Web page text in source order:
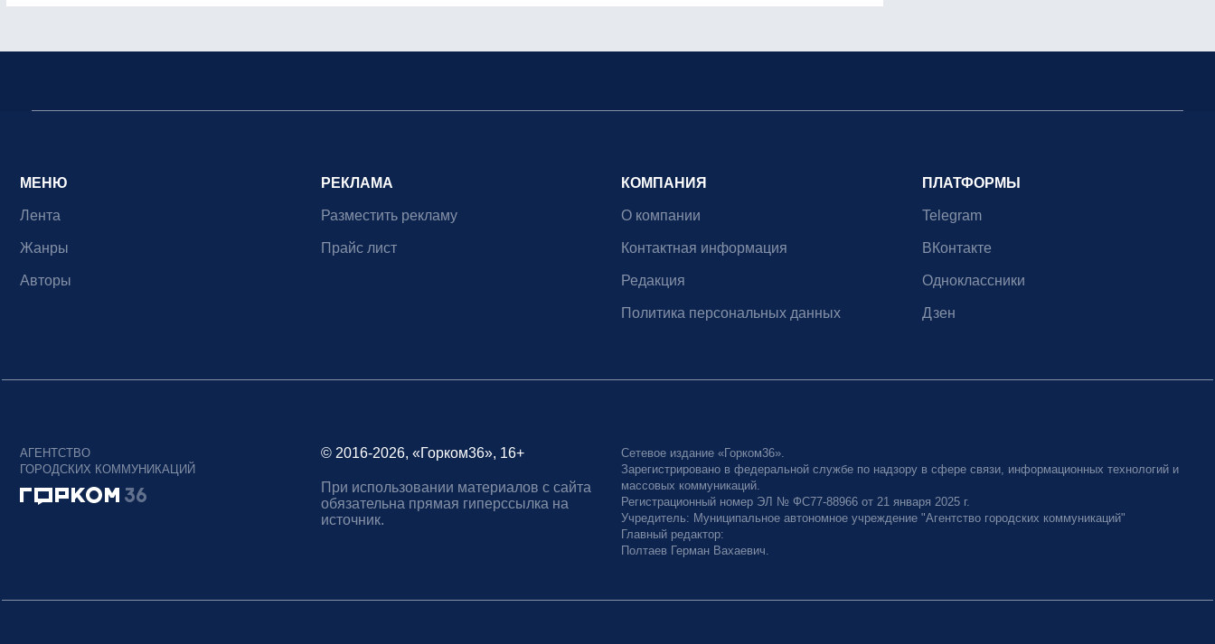
МЕНЮ
Лента
Жанры
Авторы
РЕКЛАМА
Разместить рекламу
Прайс лист
КОМПАНИЯ
О компании
Контактная информация
Редакция
Политика персональных данных
ПЛАТФОРМЫ
Telegram
ВКонтакте
Одноклассники
Дзен
АГЕНТСТВО
ГОРОДСКИХ КОММУНИКАЦИЙ
© 2016-2026, «Горком36», 16+
При использовании материалов с сайта
обязательна прямая гиперссылка на
источник.
Сетевое издание «Горком36».
Зарегистрировано в федеральной службе по надзору в сфере связи, информационных технологий и
массовых коммуникаций.
Регистрационный номер ЭЛ № ФС77-88966 от 21 января 2025 г.
Учредитель: Муниципальное автономное учреждение "Агентство городских коммуникаций"
Главный редактор:
Полтаев Герман Вахаевич.